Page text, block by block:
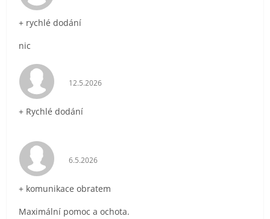
+ rychlé dodání
nic
Hodnocení obchodu je 5 z 5 hvězdiček.
12.5.2026
+ Rychlé dodání
Hodnocení obchodu je 5 z 5 hvězdiček.
6.5.2026
+ komunikace obratem
Maximální pomoc a ochota.